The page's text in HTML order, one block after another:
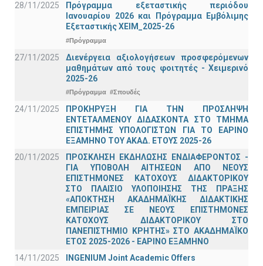
28/11/2025
Πρόγραμμα εξεταστικής περιόδου
Ιανουαρίου 2026 και Πρόγραμμα Εμβόλιμης
Εξεταστικής ΧΕΙΜ_2025-26
#Πρόγραμμα
27/11/2025
Διενέργεια αξιολογήσεων προσφερόμενων
μαθημάτων από τους φοιτητές - Χειμερινό
2025-26
#Πρόγραμμα #Σπουδές
24/11/2025
ΠΡΟΚΗΡΥΞΗ ΓΙΑ ΤΗΝ ΠΡΟΣΛΗΨΗ
ΕΝΤΕΤΑΛΜΕΝΟΥ ΔΙΔΑΣΚΟΝΤΑ ΣΤΟ ΤΜΗΜΑ
ΕΠΙΣΤΗΜΗΣ ΥΠΟΛΟΓΙΣΤΩΝ ΓΙΑ ΤΟ ΕΑΡΙΝΟ
ΕΞΑΜΗΝΟ ΤΟΥ ΑΚΑΔ. ΕΤΟΥΣ 2025-26
20/11/2025
ΠΡΟΣΚΛΗΣΗ ΕΚΔΗΛΩΣΗΣ ΕΝΔΙΑΦΕΡΟΝΤΟΣ -
ΓΙΑ ΥΠΟΒΟΛΗ ΑΙΤΗΣΕΩΝ ΑΠΟ ΝΕΟΥΣ
ΕΠΙΣΤΗΜΟΝΕΣ ΚΑΤΟΧΟΥΣ ΔΙΔΑΚΤΟΡΙΚΟΥ
ΣΤΟ ΠΛΑΙΣΙΟ ΥΛΟΠΟΙΗΣΗΣ ΤΗΣ ΠΡΑΞΗΣ
«ΑΠΟΚΤΗΣΗ ΑΚΑΔΗΜΑΪΚΗΣ ΔΙΔΑΚΤΙΚΗΣ
ΕΜΠΕΙΡΙΑΣ ΣΕ ΝΕΟΥΣ ΕΠΙΣΤΗΜΟΝΕΣ
ΚΑΤΟΧΟΥΣ ΔΙΔΑΚΤΟΡΙΚΟΥ ΣΤΟ
ΠΑΝΕΠΙΣΤΗΜΙΟ ΚΡΗΤΗΣ» ΣΤΟ ΑΚΑΔΗΜΑΪΚΟ
ΕΤΟΣ 2025-2026 - ΕΑΡΙΝΟ ΕΞΑΜΗΝΟ
14/11/2025
INGENIUM Joint Academic Offers